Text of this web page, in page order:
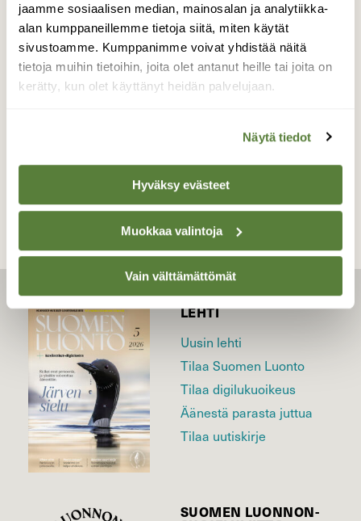
jaamme sosiaalisen median, mainosalan ja analytiikka-
alan kumppaneillemme tietoja siitä, miten käytät
sivustoamme. Kumppanimme voivat yhdistää näitä
tietoja muihin tietoihin, joita olet antanut heille tai joita on
kerätty, kun olet käyttänyt heidän palvelujaan.
Näytä tiedot
Hyväksy evästeet
Muokkaa valintoja
Vain välttämättömät
Isokoskelo ilta-auringossa
Ilta-aurinko.
Valokuvaaja: Ari Branthin, Ylöjärvi 17.4.2021
TAKAISIN LISTAAN
LEHTI
Uusin lehti
Tilaa Suomen Luonto
Tilaa digilukuoikeus
Äänestä parasta juttua
Tilaa uutiskirje
SUOMEN LUONNON­